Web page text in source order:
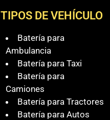
TIPOS DE VEHÍCULO
Batería para
Ambulancia
Batería para Taxi
Batería para
Camiones
Batería para Tractores
Batería para Autos